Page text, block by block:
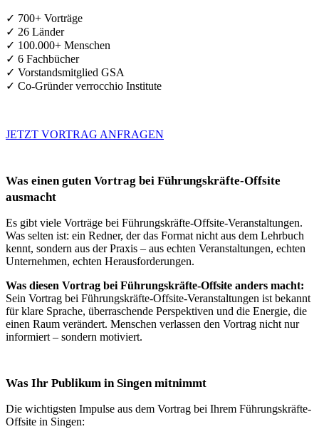
✓ 700+ Vorträge
✓ 26 Länder
✓ 100.000+ Menschen
✓ 6 Fachbücher
✓ Vorstandsmitglied GSA
✓ Co-Gründer verrocchio Institute
JETZT VORTRAG ANFRAGEN
Was einen guten Vortrag bei Führungskräfte-Offsite
ausmacht
Es gibt viele Vorträge bei Führungskräfte-Offsite-Veranstaltungen.
Was selten ist: ein Redner, der das Format nicht aus dem Lehrbuch
kennt, sondern aus der Praxis – aus echten Veranstaltungen, echten
Unternehmen, echten Herausforderungen.
Was diesen Vortrag bei Führungskräfte-Offsite anders macht:
Sein Vortrag bei Führungskräfte-Offsite-Veranstaltungen ist bekannt
für klare Sprache, überraschende Perspektiven und die Energie, die
einen Raum verändert. Menschen verlassen den Vortrag nicht nur
informiert – sondern motiviert.
Was Ihr Publikum in Singen mitnimmt
Die wichtigsten Impulse aus dem Vortrag bei Ihrem Führungskräfte-
Offsite in Singen: